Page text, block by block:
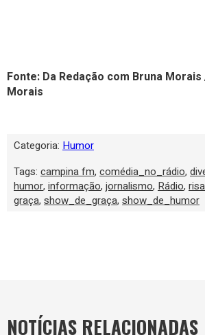
Fonte: Da Redação com Bruna
Morais
Categoria: Humor
Tags: campina fm, comédia_no_rádio,
humor, informação, jornalismo, Rádio,
graça, show_de_graça, show_de_humor
NOTÍCIAS RELACIONADAS